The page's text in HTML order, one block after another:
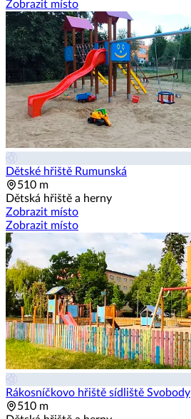
Zobrazit místo
Dětské hřiště Rumunská
510 m
Dětská hřiště a herny
Zobrazit místo
Zobrazit místo
Rákosníčkovo hřiště sídliště Svobody
510 m